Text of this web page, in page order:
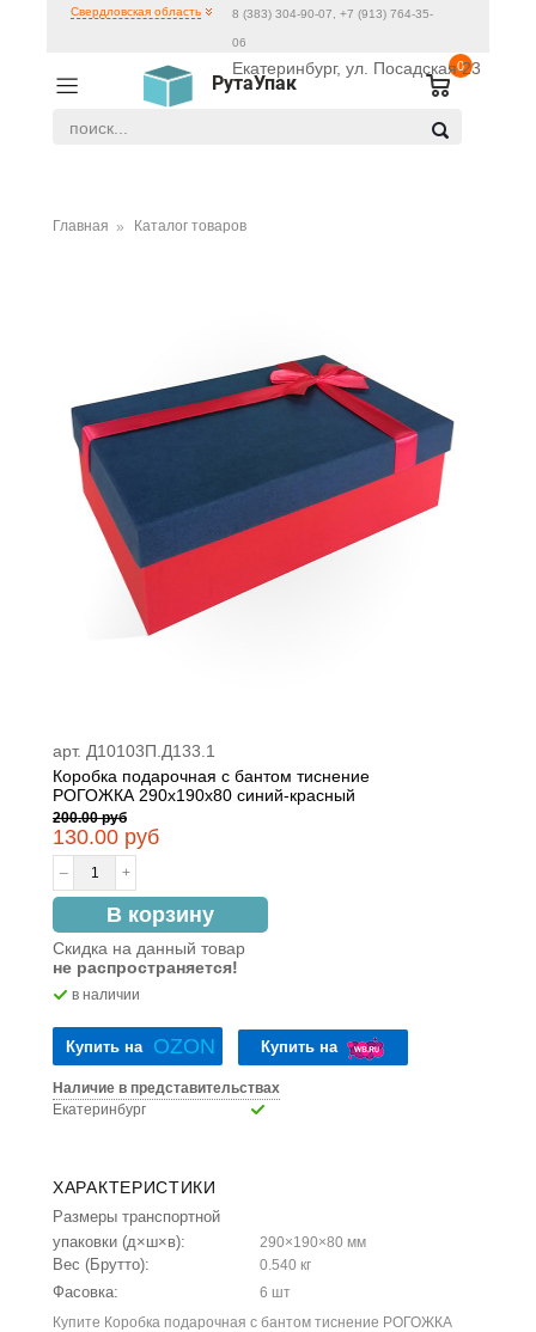
РутаУпак
0
Свердловская область 8 (383) 304-90-07, +7 (913) 764-35-
06
Екатеринбург, ул. Посадская 23
Главная Каталог товаров
арт. Д10103П.Д133.1
Коробка подарочная с бантом тиснение
РОГОЖКА 290x190x80 синий-красный
200.00 руб
130.00 руб
– +
В корзину
Скидка на данный товар
не распространяется!
в наличии
Купить на OZON Купить на
Наличие в представительствах
Екатеринбург
ХАРАКТЕРИСТИКИ
Размеры транспортной
упаковки (д×ш×в):
290×190×80 мм
Вес (Брутто): 0.540 кг
Фасовка:
6 шт
Купите Коробка подарочная с бантом тиснение РОГОЖКА